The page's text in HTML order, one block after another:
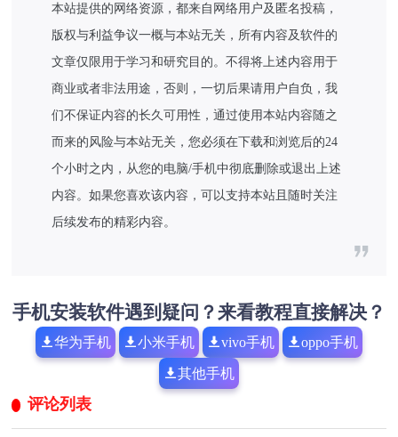
本站提供的网络资源，都来自网络用户及匿名投稿，
版权与利益争议一概与本站无关，所有内容及软件的
文章仅限用于学习和研究目的。不得将上述内容用于
商业或者非法用途，否则，一切后果请用户自负，我
们不保证内容的长久可用性，通过使用本站内容随之
而来的风险与本站无关，您必须在下载和浏览后的24
个小时之内，从您的电脑/手机中彻底删除或退出上述
内容。如果您喜欢该内容，可以支持本站且随时关注
后续发布的精彩内容。
手机安装软件遇到疑问？来看教程直接解决？
华为手机 小米手机 vivo手机 oppo手机
其他手机
评论列表